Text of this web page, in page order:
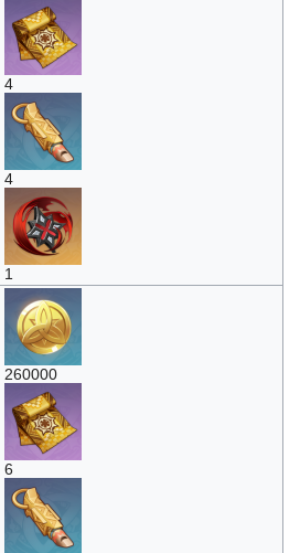
4
4
1
260000
6